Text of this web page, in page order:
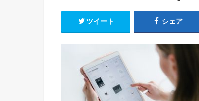
ツイート シェア